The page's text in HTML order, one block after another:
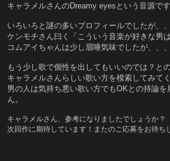
キャラメルさんのDreamy eyesという音源です
いろいろと謎の多いプロフィールでしたが、
ケンモチさん曰く「こういう音楽が好きな男
コムアイちゃんは少し眉唾気味でしたが、、、
もう少し歌で個性を出してもいいのでは？との
キャラメルさんらしい歌い方を模索してみてく
男の人は気持ち悪い歌い方でもOKとの持論を
ん。
キャラメルさん、参考になりましたでしょうか？
次回作に期待しています！またのご応募をお待ち